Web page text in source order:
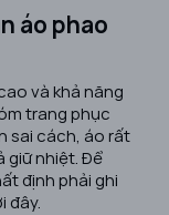
áo phao
và khả năng
trang phục
sai cách, áo rất
giữ nhiệt. Để
định phải ghi
đây.